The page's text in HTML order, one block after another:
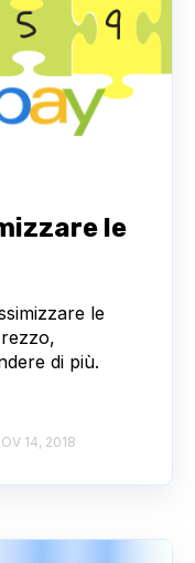
le
le
di più.
14, 2018